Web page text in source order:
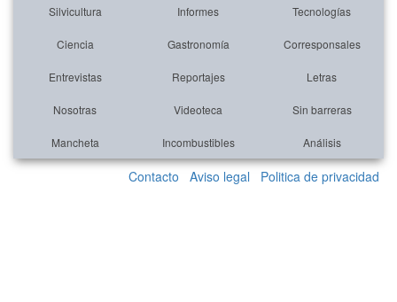
Silvicultura Informes Tecnologías
Ciencia Gastronomía Corresponsales
Entrevistas Reportajes Letras
Nosotras Videoteca Sin barreras
Mancheta Incombustibles Análisis
Contacto Aviso legal Politica de privacidad